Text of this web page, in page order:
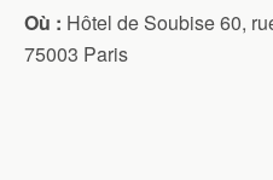
Où : Hôtel de Soubise 60,
75003 Paris